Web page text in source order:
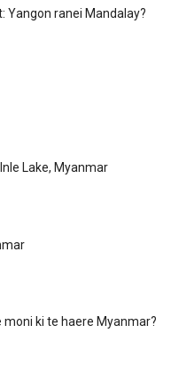
Yangon ranei Mandalay?
Lake, Myanmar
moni ki te haere Myanmar?